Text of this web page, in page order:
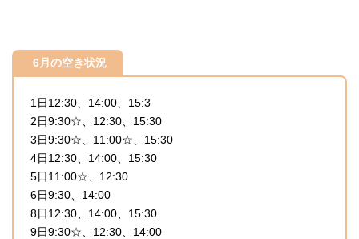
6月の空き状況
1日12:30、14:00、15:3
2日9:30☆、12:30、15:30
3日9:30☆、11:00☆、15:30
4日12:30、14:00、15:30
5日11:00☆、12:30
6日9:30、14:00
8日12:30、14:00、15:30
9日9:30☆、12:30、14:00